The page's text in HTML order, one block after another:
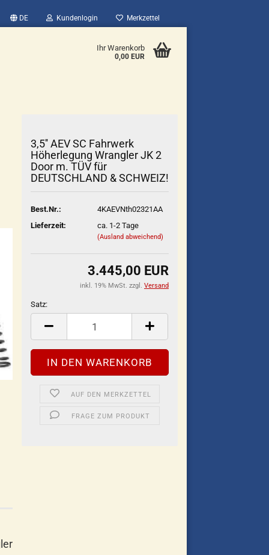
DE Kundenlogin Merkzettel
Ihr Warenkorb
0,00 EUR
3,5'' AEV SC Fahrwerk
Höherlegung Wrangler JK 2
Door m. TÜV für
DEUTSCHLAND & SCHWEIZ!
Best.Nr.:
4KAEVNth02321AA
Lieferzeit:
ca. 1-2 Tage
(Ausland abweichend)
3.445,00 EUR
inkl. 19% MwSt. zzgl. Versand
Satz:
Satz
AUF DEN MERKZETTEL
FRAGE ZUM PRODUKT